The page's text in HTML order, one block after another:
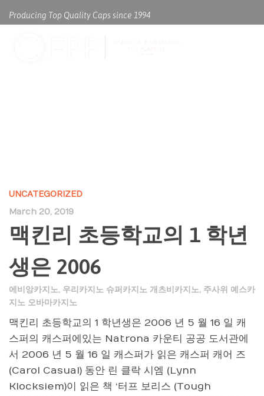
Producing Top Quality Caps since 1994
UNCATEGORIZED
March 20, 2019
맥킨리 초등학교의 1 학년
생은 2006
에비앙카지노, 우리카지노 슈퍼카지노 개츠비카지노, 주사위 예스카
지노 오바마카지노
맥킨리 초등학교의 1 학년생은 2006 년 5 월 16 일 캐
스퍼의 캐스퍼에있는 Natrona 카운티 공공 도서관에
서 2006 년 5 월 16 일 캐스퍼가 읽은 캐스퍼 캐어 즈
(Carol Casual) 동안 린 클락 시엠 (Lynn
Klocksiem)이 읽은 책 ‘터프 보리스 (Tough